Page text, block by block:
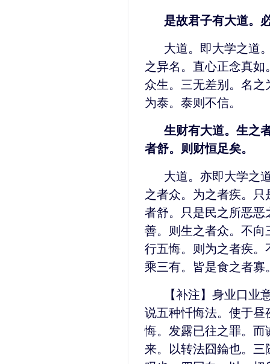
是故君子有大道。
大道。即大学之道
之异名。直心正念真
众生。三无差别。名
为泰。泰则不信。
生财有大道。生之
者舒。则财恒足矣。
大道。亦即大学之
之者众。为之者疾。
者舒。只是民之所恶
善。则生之者众。不
行五悔。则为之者疾
乘三有。皆是食之者
【补注】身业口业
说五种忏悔法。使于
悔。发露已往之罪。
来。以转法囧錀也。